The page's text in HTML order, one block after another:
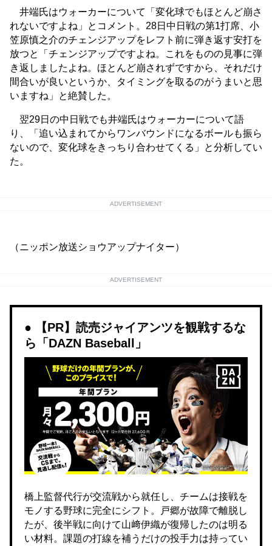
井端氏はウォーカーについて「変化球でもほとんど崩さ
れないですよね」とコメント。28日中日戦の第1打席、小
笠原慎之介のチェンジアップをレフト前に弾き返す安打を
放つと「チェンジアップですよね。これをものの見事に弾
き返しましたよね。ほとんど崩されずですから、それだけ
間合いが良いというか、タイミングを取るのがうまいと思
いますね」と絶賛した。
翌29日の中日戦でも井端氏はウォーカーについて語
り、「追い込まれてからワンバウンドになるボールも振ら
ないので、変化球をきっちり合わせてくる」と分析してい
た。
ADVERTISEMENT
（ニッポン放送ショウアップナイター）
ADVERTISEMENT
【PR】読売ジャイアンツを観戦するな
ら「DAZN Baseball」
橋上監督代行が交流戦から就任し、チームは接戦を
モノする野球に完全にシフト。戸郷が故障で離脱し
たが、後半戦に向けて山﨑伊織が復帰したのは明る
い材料。課題の打線を補うだけの投手力は持ってい